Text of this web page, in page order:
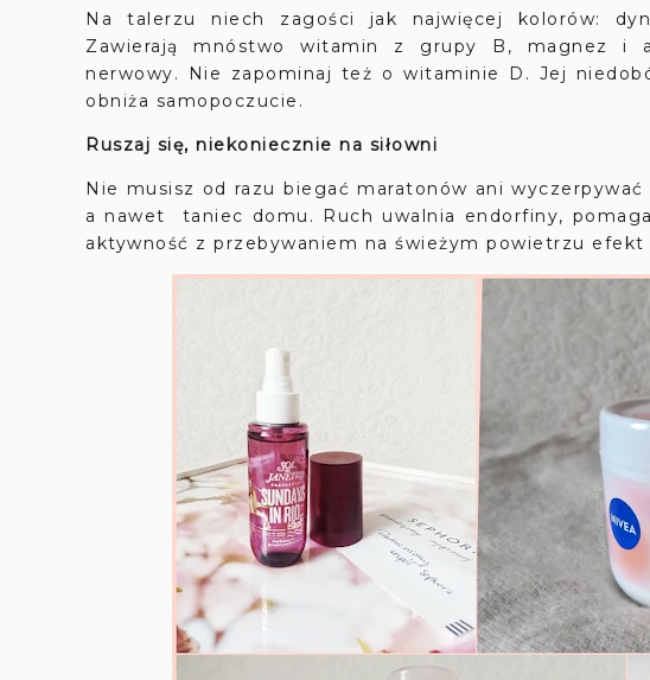
Na talerzu niech zagości jak najwięcej kolorów:
Zawierają mnóstwo witamin z grupy B, magnez i
nerwowy. Nie zapominaj też o witaminie D. Jej
obniża samopoczucie.
Ruszaj się, niekoniecznie na siłowni
Nie musisz od razu biegać maratonów ani
a nawet taniec domu. Ruch uwalnia endorfiny,
aktywność z przebywaniem na świeżym powietrzu efekt